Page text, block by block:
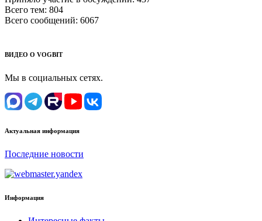
Всего тем: 804
Всего сообщений: 6067
ВИДЕО О VOGBIT
Мы в социальных сетях.
Актуальная информация
Последние новости
Информация